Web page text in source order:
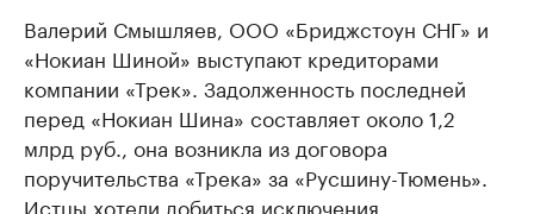
Валерий Смышляев, ООО «Бриджстоун СНГ» и
«Нокиан Шиной» выступают кредиторами
компании «Трек». Задолженность последней
перед «Нокиан Шина» составляет около 1,2
млрд руб., она возникла из договора
поручительства «Трека» за «Русшину-Тюмень».
Истцы хотели добиться исключения